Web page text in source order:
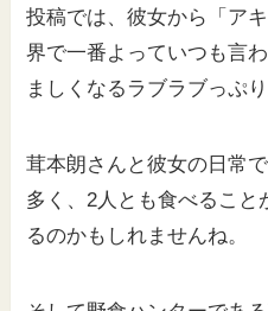
投稿では、彼女から「ア
界で一番よっていつも言
ましくなるラブラブっぷ
茸本朗さんと彼女の日常
多く、2人とも食べること
るのかもしれませんね。